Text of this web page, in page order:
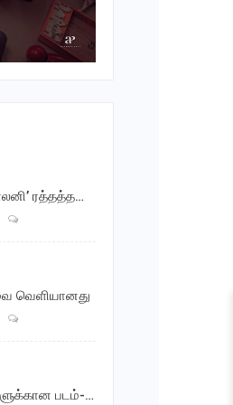
ரத்தத்த…
வெளியானது
படம்-…